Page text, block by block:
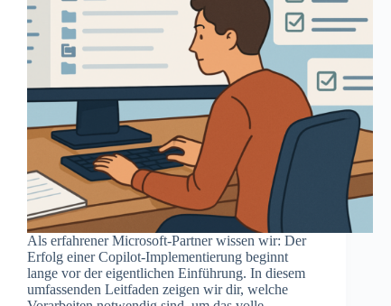
Als erfahrener Microsoft-Partner wissen wir: Der
Erfolg einer Copilot-Implementierung beginnt
lange vor der eigentlichen Einführung. In diesem
umfassenden Leitfaden zeigen wir dir, welche